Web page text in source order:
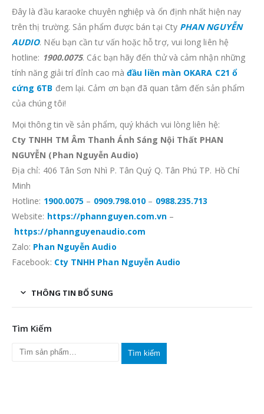
Đây là đầu karaoke chuyên nghiệp và ổn định nhất hiện nay
trên thị trường. Sản phẩm được bán tại Cty PHAN NGUYỄN
AUDIO. Nếu bạn cần tư vấn hoặc hỗ trợ, vui long liên hệ
hotline: 1900.0075. Các bạn hãy đến thử và cảm nhận những
tính năng giải trí đỉnh cao màđầu liền màn OKARA C21 ổ
cứng 6TB đem lại. Cảm ơn bạn đã quan tâm đến sản phẩm
của chúng tôi!
Mọi thông tin về sản phẩm, quý khách vui lòng liên hệ:
Cty TNHH TM Âm Thanh Ánh Sáng Nội Thất PHAN
NGUYỄN (Phan Nguyễn Audio)
Địa chỉ: 406 Tân Sơn Nhì P. Tân Quý Q. Tân Phú TP. Hồ Chí
Minh
Hotline: 1900.0075 – 0909.798.010 – 0988.235.713
Website: https://phannguyen.com.vn –
https://phannguyenaudio.com
Zalo: Phan Nguyễn Audio
Facebook: Cty TNHH Phan Nguyễn Audio
THÔNG TIN BỔ SUNG
Tìm Kiếm
Tìm kiếm